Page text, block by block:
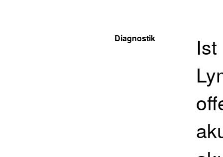
Diagnostik